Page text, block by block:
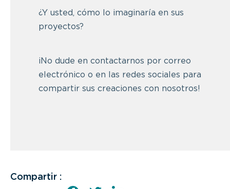
¿Y usted, cómo lo imaginaría en sus
proyectos?
¡No dude en contactarnos por correo
electrónico o en las redes sociales para
compartir sus creaciones con nosotros!
Compartir :